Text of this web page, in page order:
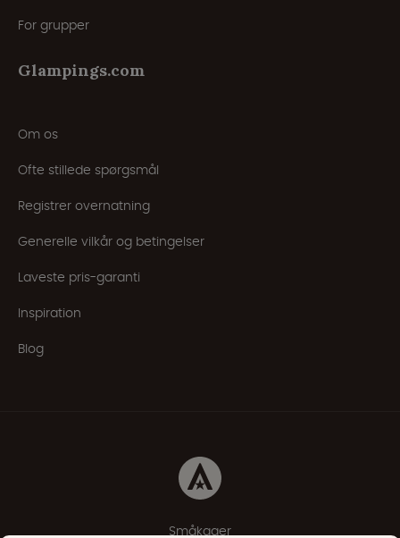
For grupper
Glampings.com
Om os
Ofte stillede spørgsmål
Registrer overnatning
Generelle vilkår og betingelser
Laveste pris-garanti
Inspiration
Blog
Småkager